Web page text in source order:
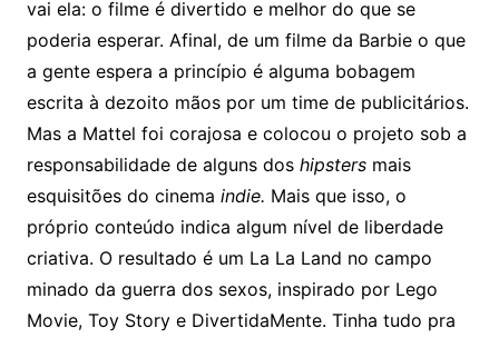
vai ela: o filme é divertido e melhor do que se
poderia esperar. Afinal, de um filme da Barbie o que
a gente espera a princípio é alguma bobagem
escrita à dezoito mãos por um time de publicitários.
Mas a Mattel foi corajosa e colocou o projeto sob a
responsabilidade de alguns dos hipsters mais
esquisitões do cinema indie. Mais que isso, o
próprio conteúdo indica algum nível de liberdade
criativa. O resultado é um La La Land no campo
minado da guerra dos sexos, inspirado por Lego
Movie, Toy Story e DivertidaMente. Tinha tudo pra